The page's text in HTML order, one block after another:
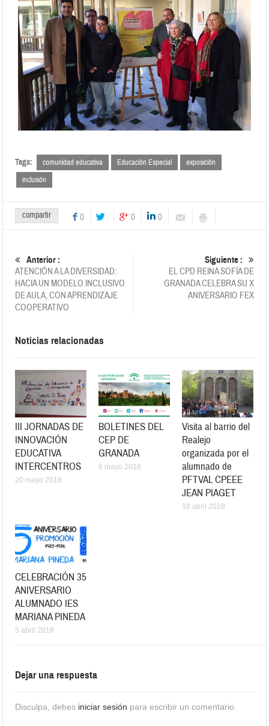
Tags: comunidad educativa Educación Especial
exposición
inclusión
compartir 0 0 0
Anterior :
ATENCIÓN A LA DIVERSIDAD:
HACIA UN MODELO INCLUSIVO
DE AULA, CON APRENDIZAJE
COOPERATIVO
Siguiente :
EL CPD REINA SOFÍA DE
GRANADA CELEBRA SU X
ANIVERSARIO FEX
Noticias relacionadas
III JORNADAS DE
INNOVACIÓN
EDUCATIVA
INTERCENTROS
20 mayo 2018
BOLETINES DEL
CEP DE
GRANADA
6 mayo 2018
Visita al barrio del
Realejo
organizada por el
alumnado de
PFTVAL CPEEE
JEAN PIAGET
18 abril 2018
CELEBRACIÓN 35
ANIVERSARIO
ALUMNADO IES
MARIANA PINEDA
5 abril 2018
Dejar una respuesta
Disculpa, debes iniciar sesión para escribir un comentario.